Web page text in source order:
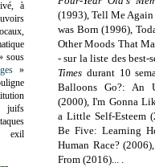
(1993), Tell Me
was Born (1996),
Other Moods That
- sur la liste des best-
Times durant 10
Balloons Go?: An
(2000), I'm Gonna
a Little Self-Esteem
Be Five: Learning
Human Race?
From (2016)... .
à
sous
»
juifs
exil